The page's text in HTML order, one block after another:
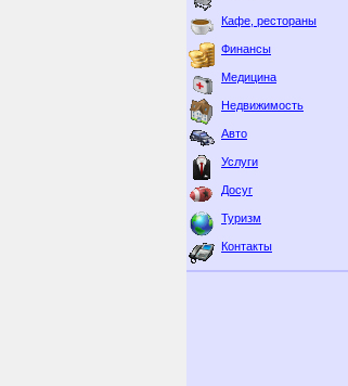
Кафе, рестораны
Финансы
Медицина
Недвижимость
Авто
Услуги
Досуг
Туризм
Контакты